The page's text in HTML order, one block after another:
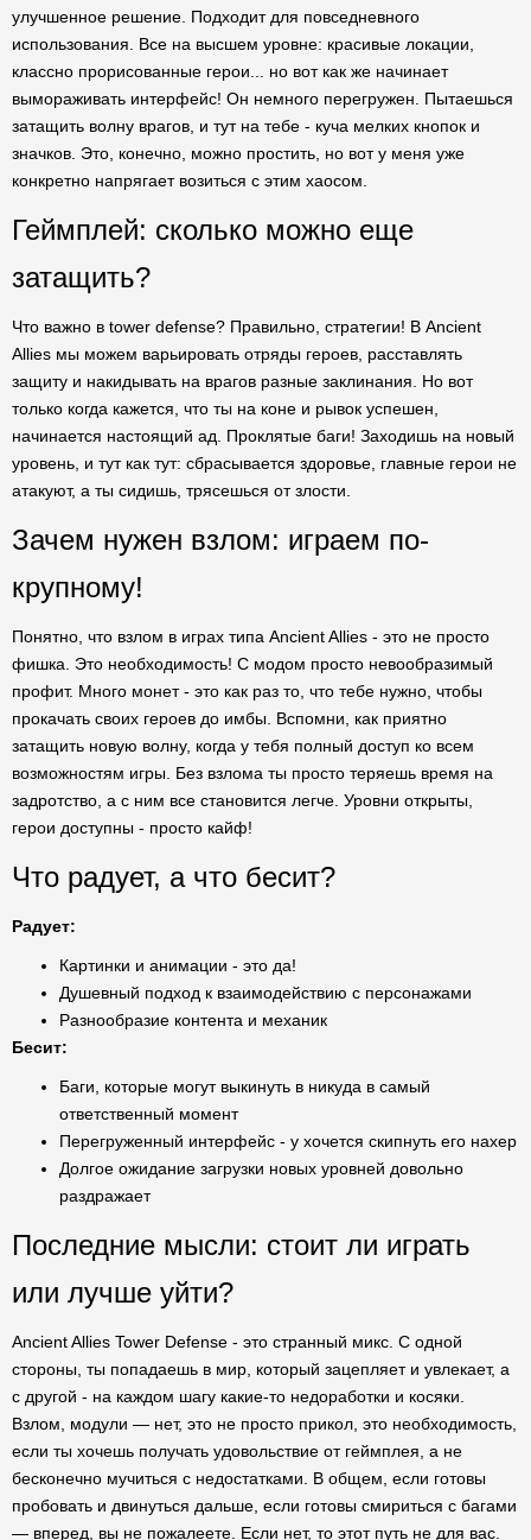
улучшенное решение. Подходит для повседневного
использования. Все на высшем уровне: красивые локации,
классно прорисованные герои... но вот как же начинает
вымораживать интерфейс! Он немного перегружен. Пытаешься
затащить волну врагов, и тут на тебе - куча мелких кнопок и
значков. Это, конечно, можно простить, но вот у меня уже
конкретно напрягает возиться с этим хаосом.
Геймплей: сколько можно еще
затащить?
Что важно в tower defense? Правильно, стратегии! В Ancient
Allies мы можем варьировать отряды героев, расставлять
защиту и накидывать на врагов разные заклинания. Но вот
только когда кажется, что ты на коне и рывок успешен,
начинается настоящий ад. Проклятые баги! Заходишь на новый
уровень, и тут как тут: сбрасывается здоровье, главные герои не
атакуют, а ты сидишь, трясешься от злости.
Зачем нужен взлом: играем по-
крупному!
Понятно, что взлом в играх типа Ancient Allies - это не просто
фишка. Это необходимость! С модом просто невообразимый
профит. Много монет - это как раз то, что тебе нужно, чтобы
прокачать своих героев до имбы. Вспомни, как приятно
затащить новую волну, когда у тебя полный доступ ко всем
возможностям игры. Без взлома ты просто теряешь время на
задротство, а с ним все становится легче. Уровни открыты,
герои доступны - просто кайф!
Что радует, а что бесит?
Радует:
Картинки и анимации - это да!
Душевный подход к взаимодействию с персонажами
Разнообразие контента и механик
Бесит:
Баги, которые могут выкинуть в никуда в самый
ответственный момент
Перегруженный интерфейс - у хочется скипнуть его нахер
Долгое ожидание загрузки новых уровней довольно
раздражает
Последние мысли: стоит ли играть
или лучше уйти?
Ancient Allies Tower Defense - это странный микс. С одной
стороны, ты попадаешь в мир, который зацепляет и увлекает, а
с другой - на каждом шагу какие-то недоработки и косяки.
Взлом, модули — нет, это не просто прикол, это необходимость,
если ты хочешь получать удовольствие от геймплея, а не
бесконечно мучиться с недостатками. В общем, если готовы
пробовать и двинуться дальше, если готовы смириться с багами
— вперед, вы не пожалеете. Если нет, то этот путь не для вас.